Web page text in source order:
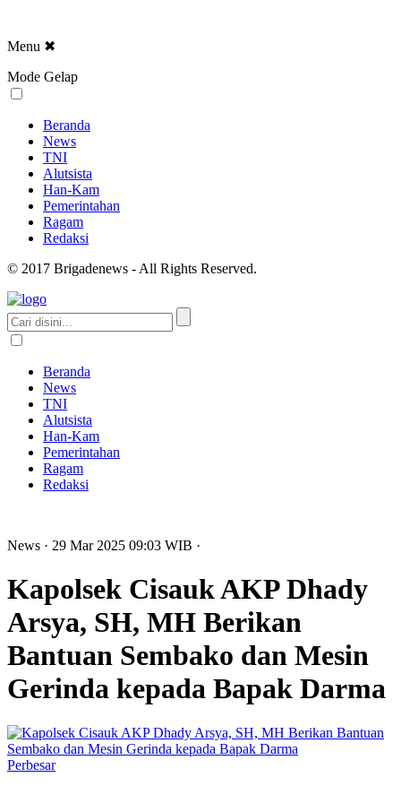
Menu ✖
Mode Gelap
Beranda
News
TNI
Alutsista
Han-Kam
Pemerintahan
Ragam
Redaksi
© 2017 Brigadenews - All Rights Reserved.
Beranda
News
TNI
Alutsista
Han-Kam
Pemerintahan
Ragam
Redaksi
News · 29 Mar 2025 09:03 WIB ·
Kapolsek Cisauk AKP Dhady
Arsya, SH, MH Berikan
Bantuan Sembako dan Mesin
Gerinda kepada Bapak Darma
Perbesar